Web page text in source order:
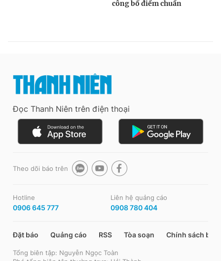
Đọc Thanh Niên trên điện thoại
Theo dõi báo trên
Hotline
0906 645 777
Liên hệ quảng cáo
0908 780 404
Đặt báo Quảng cáo RSS Tòa soạn Chính sách bảo
Tổng biên tập: Nguyễn Ngọc Toàn